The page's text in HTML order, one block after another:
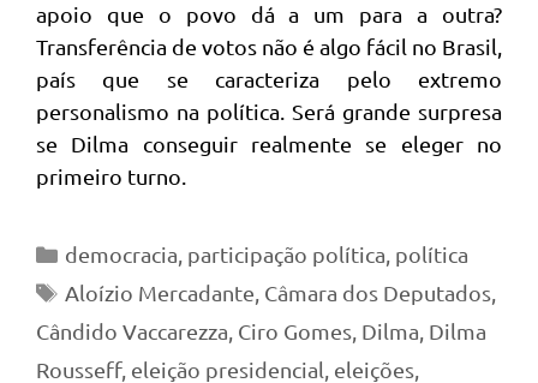
apoio que o povo dá a um para a outra?
Transferência de votos não é algo fácil no Brasil,
país que se caracteriza pelo extremo
personalismo na política. Será grande surpresa
se Dilma conseguir realmente se eleger no
primeiro turno.
Categorias
democracia participação política política
Tags
Aloízio Mercadante Câmara dos Deputados,
Cândido Vaccarezza Ciro Gomes Dilma Dilma
Rousseff, eleição presidencial eleições